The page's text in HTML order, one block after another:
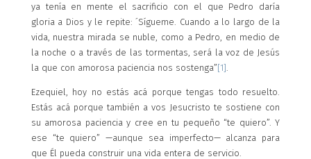
ya tenía en mente el sacrificio con el que Pedro daría
gloria a Dios y le repite: ´Sígueme. Cuando a lo largo de la
vida, nuestra mirada se nuble, como a Pedro, en medio de
la noche o a través de las tormentas, será la voz de Jesús
la que con amorosa paciencia nos sostenga” [1]
Ezequiel, hoy no estás acá porque tengas todo resuelto.
Estás acá porque también a vos Jesucristo te sostiene con
su amorosa paciencia y cree en tu pequeño “te quiero”. Y
ese “te quiero” —aunque sea imperfecto— alcanza para
que Él pueda construir una vida entera de servicio.